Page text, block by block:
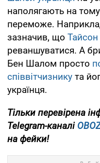
наполягають на
переможе.
зазначив, що
реваншуватися. А
Бен Шалом просто
співвітчизнику та
українця.
Тільки перевірена
Telegram-каналі
на фейки!